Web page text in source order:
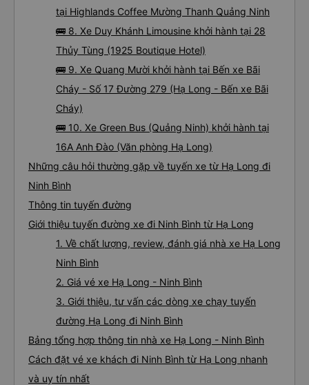
tại Highlands Coffee Mường Thanh Quảng Ninh
🚌 8. Xe Duy Khánh Limousine khởi hành tại 28
Thủy Tùng (1925 Boutique Hotel)
🚌 9. Xe Quang Mười khởi hành tại Bến xe Bãi
Cháy - Số 17 Đường 279 (Hạ Long - Bến xe Bãi
Cháy)
🚌 10. Xe Green Bus (Quảng Ninh) khởi hành tại
16A Anh Đào (Văn phòng Hạ Long)
Những câu hỏi thường gặp về tuyến xe từ Hạ Long đi
Ninh Bình
Thông tin tuyến đường
Giới thiệu tuyến đường xe đi Ninh Bình từ Hạ Long
1. Về chất lượng, review, đánh giá nhà xe Hạ Long
Ninh Bình
2. Giá vé xe Hạ Long - Ninh Bình
3. Giới thiệu, tư vấn các dòng xe chạy tuyến
đường Hạ Long đi Ninh Bình
Bảng tổng hợp thông tin nhà xe Hạ Long - Ninh Bình
Cách đặt vé xe khách đi Ninh Bình từ Hạ Long nhanh
và uy tín nhất